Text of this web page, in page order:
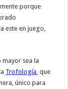
porque
este en juego,
mayor sea la
Trofología , que
único para